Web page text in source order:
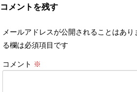
コメントを残す
メールアドレスが公開されることはあり
る欄は必須項目です
コメント ※